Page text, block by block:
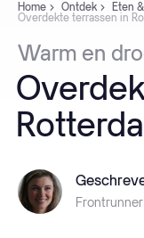
Home Ontdek
Eten
Overdekte terrassen in
Warm en
Frontrunner